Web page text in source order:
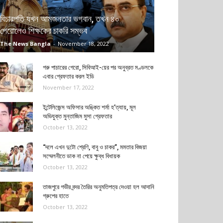
বিচারপতি যখন আমজনতার ভগবান, তখন ৪০
পেরোলেও শিক্ষকের চাকরি সম্ভব
The News Bangla - November 18, 2022
গরু পাচারের গেরো, সিবিআই-য়ের পর অনুব্রত মণ্ডলকে
এবার গ্রেফতার করল ইডি
November 17, 2022
ইন্টেলিজেন্স অফিসার অঙ্কিত শর্মা হ’ত্যায়, মূল
অভিযুক্ত মুন্তাজিম মুসা গ্রেফতার
October 13, 2022
“দলে এখন দুটো শ্রেণি, বাবু ও চাকর”, মমতার বিজয়া
সম্মেলনীতে ডাক না পেয়ে ক্ষুব্ধ বিধায়ক
October 13, 2022
তাজপুরে গভীর বন্দর তৈরির অনুমতিপত্র দেওয়া হল আদানি
গ্রুপের হাতে
October 13, 2022